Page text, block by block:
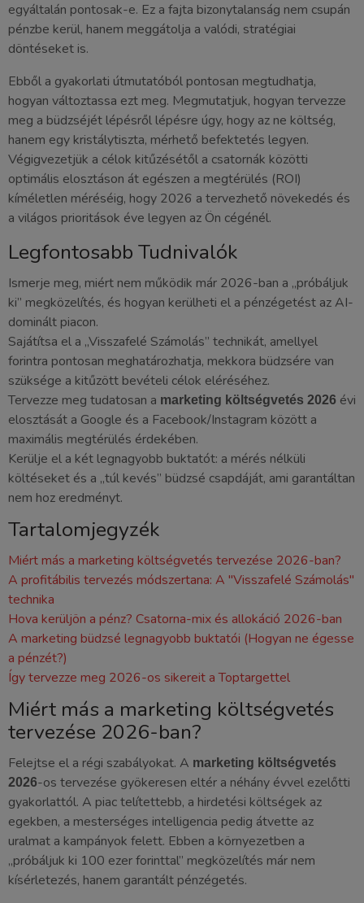
egyáltalán pontosak-e. Ez a fajta bizonytalanság nem csupán
pénzbe kerül, hanem meggátolja a valódi, stratégiai
döntéseket is.
Ebből a gyakorlati útmutatóból pontosan megtudhatja,
hogyan változtassa ezt meg. Megmutatjuk, hogyan tervezze
meg a büdzséjét lépésről lépésre úgy, hogy az ne költség,
hanem egy kristálytiszta, mérhető befektetés legyen.
Végigvezetjük a célok kitűzésétől a csatornák közötti
optimális elosztáson át egészen a megtérülés (ROI)
kíméletlen méréséig, hogy 2026 a tervezhető növekedés és
a világos prioritások éve legyen az Ön cégénél.
Legfontosabb Tudnivalók
Ismerje meg, miért nem működik már 2026-ban a „próbáljuk
ki” megközelítés, és hogyan kerülheti el a pénzégetést az AI-
dominált piacon.
Sajátítsa el a „Visszafelé Számolás” technikát, amellyel
forintra pontosan meghatározhatja, mekkora büdzsére van
szüksége a kitűzött bevételi célok eléréséhez.
Tervezze meg tudatosan a marketing költségvetés 2026 évi
elosztását a Google és a Facebook/Instagram között a
maximális megtérülés érdekében.
Kerülje el a két legnagyobb buktatót: a mérés nélküli
költéseket és a „túl kevés” büdzsé csapdáját, ami garantáltan
nem hoz eredményt.
Tartalomjegyzék
Miért más a marketing költségvetés tervezése 2026-ban?
A profitábilis tervezés módszertana: A "Visszafelé Számolás"
technika
Hova kerüljön a pénz? Csatorna-mix és allokáció 2026-ban
A marketing büdzsé legnagyobb buktatói (Hogyan ne égesse
a pénzét?)
Így tervezze meg 2026-os sikereit a Toptargettel
Miért más a marketing költségvetés
tervezése 2026-ban?
Felejtse el a régi szabályokat. A marketing költségvetés
2026-os tervezése gyökeresen eltér a néhány évvel ezelőtti
gyakorlattól. A piac telítettebb, a hirdetési költségek az
egekben, a mesterséges intelligencia pedig átvette az
uralmat a kampányok felett. Ebben a környezetben a
„próbáljuk ki 100 ezer forinttal” megközelítés már nem
kísérletezés, hanem garantált pénzégetés.